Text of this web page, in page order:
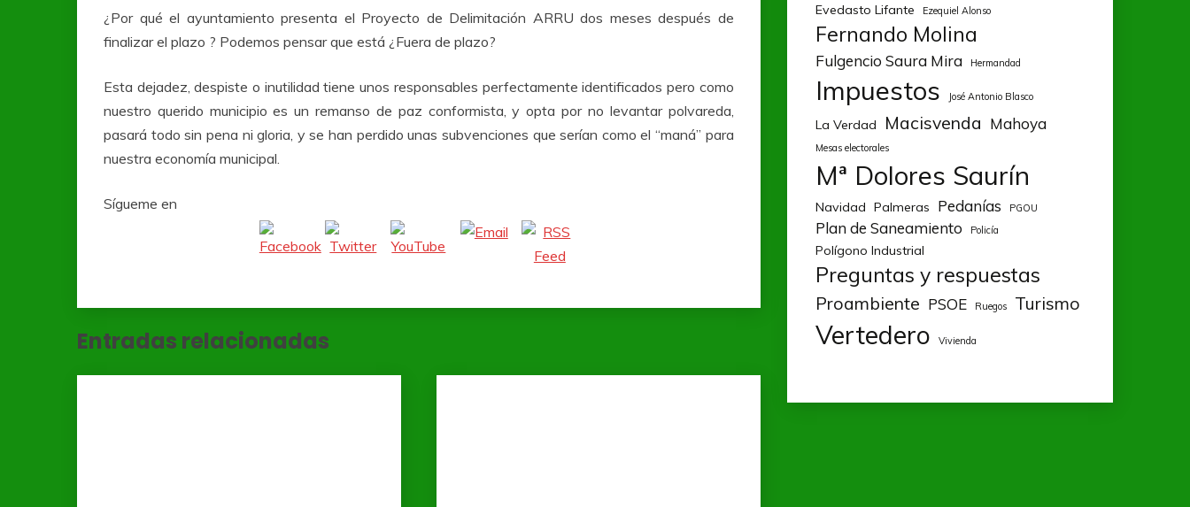
¿Por qué el ayuntamiento presenta el Proyecto de Delimitación ARRU dos meses después de
finalizar el plazo ? Podemos pensar que está ¿Fuera de plazo?
Esta dejadez, despiste o inutilidad tiene unos responsables perfectamente identificados pero como
nuestro querido municipio es un remanso de paz conformista, y opta por no levantar polvareda,
pasará todo sin pena ni gloria, y se han perdido unas subvenciones que serían como el “maná” para
nuestra economía municipal.
Sígueme en
Entradas relacionadas
Evedasto Lifante Ezequiel Alonso
Fernando Molina
Fulgencio Saura Mira Hermandad
Impuestos José Antonio Blasco
La Verdad Macisvenda Mahoya
Mesas electorales
Mª Dolores Saurín
Navidad Palmeras Pedanías PGOU
Plan de Saneamiento Policía
Polígono Industrial
Preguntas y respuestas
Proambiente PSOE Ruegos Turismo
Vertedero Vivienda